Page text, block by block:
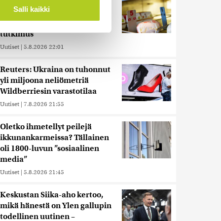
. Voit muuttaa
alan
tietoja muihin tietoihin, joita
siirtää ulkomaille.
Salli kaikki
muita herkemmin sydän- ja
verisuonitauteihin, sanoo
tutkimus
Uutiset | 5.8.2026 22:01
Reuters: Ukraina on tuhonnut
yli miljoona neliömetriä
Wildberriesin varastotilaa
Uutiset | 7.8.2026 21:55
Oletko ihmetellyt peilejä
ikkunankarmeissa? Tällainen
oli 1800-luvun ”sosiaalinen
media”
Uutiset | 5.8.2026 21:45
Keskustan Siika-aho kertoo,
mikä hänestä on Ylen gallupin
todellinen uutinen –